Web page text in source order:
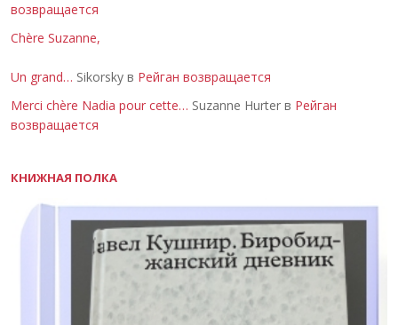
возвращается
Chère Suzanne,
Un grand… Sikorsky в Рейган возвращается
Merci chère Nadia pour cette… Suzanne Hurter в Рейган
возвращается
КНИЖНАЯ ПОЛКА